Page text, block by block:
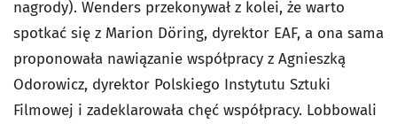
nagrody). Wenders przekonywał z kolei, że warto
spotkać się z Marion Döring, dyrektor EAF, a ona sama
proponowała nawiązanie współpracy z Agnieszką
Odorowicz, dyrektor Polskiego Instytutu Sztuki
Filmowej i zadeklarowała chęć współpracy. Lobbowali